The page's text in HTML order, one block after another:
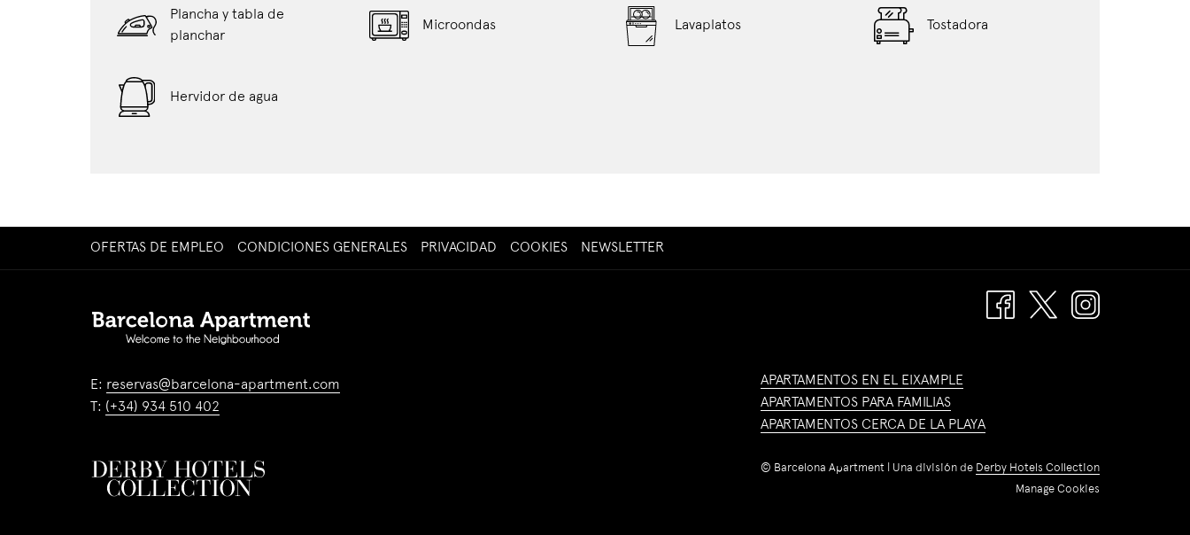
Plancha y tabla de
planchar
Microondas Lavaplatos Tostadora
Hervidor de agua
OFERTAS DE EMPLEO ABRE
EN
NUEVA
PESTAÑA
CONDICIONES GENERALES PRIVACIDAD COOKIES NEWSLETTER
EN
APARTAMENTOS EN EL EIXAMPLE
APARTAMENTOS PARA FAMILIAS
APARTAMENTOS CERCA DE LA PLAYA
© Barcelona Apartment | Una división de Derby Hotels Collection
Manage Cookies
E: reservas@barcelona-apartment.com
T: (+34) 934 510 402